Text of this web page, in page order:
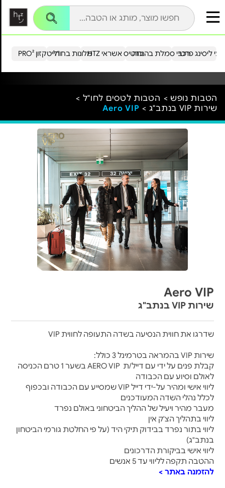
הייטקזון PRO²מלונות בחו"ל כרטיס אשראי HTZ ליסינג פרטירכבי סמלת בהנחה
הטבות נופש > הטבות לטסים לחו"ל >
שירות VIP בנתב"ג >
Aero VIP
Aero VIP
שירות VIP בנתב"ג
שדרגו את חווית הנסיעה בשדה התעופה לחווית VIP
שירות VIP בהמראה בטרמינל 3 כולל:
קבלת פנים על ידי עם דייל/ת AERO VIP
בשער 1 טרם הכניסה
לאולם וסיוע עם הכבודה
ליווי אישי ומהיר על-ידי דייל VIPשמסייע עם הכבודה ובכפוף
לכלל נהלי השדה המעודכנים
מעבר מהיר ויעיל של ההליך הביטחוני באולם נפרד
ליווי בתהליך הצ'ק אין
ליווי בתור נפרד בבידוק תיקי היד (על פי החלטת גורמי הביטחון
בנתב"ג)
ליווי אישי בביקורת הדרכונים
ההטבה תקפה לליווי עד 5 אנשים
להזמנה באתר >